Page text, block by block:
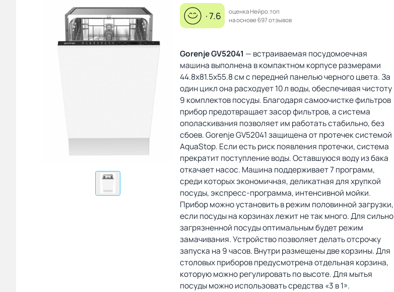
· 7.6
оценка Нейро.топ
на основе 697 отзывов
Gorenje GV52041 — встраиваемая посудомоечная
машина выполнена в компактном корпусе размерами
44.8x81.5x55.8 см с передней панелью черного цвета. За
один цикл она расходует 10 л воды, обеспечивая чистоту
9 комплектов посуды. Благодаря самоочистке фильтров
прибор предотвращает засор фильтров, а система
ополаскивания позволяет им работать стабильно, без
сбоев. Gorenje GV52041 защищена от протечек системой
AquaStop. Если есть риск появления протечки, система
прекратит поступление воды. Оставшуюся воду из бака
откачает насос. Машина поддерживает 7 программ,
среди которых экономичная, деликатная для хрупкой
посуды, экспресс-программа, интенсивной мойки.
Прибор можно установить в режим половинной загрузки,
если посуды на корзинах лежит не так много. Для сильно
загрязненной посуды оптимальным будет режим
замачивания. Устройство позволяет делать отсрочку
запуска на 9 часов. Внутри размещены две корзины. Для
столовых приборов предусмотрена отдельная корзина,
которую можно регулировать по высоте. Для мытья
посуды можно использовать средства «3 в 1».